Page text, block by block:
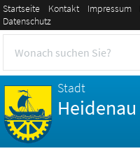
Startseite Kontakt Impressum
Datenschutz
Stadt
Heidenau